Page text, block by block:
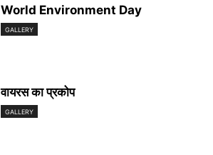
World Environment Day
GALLERY
वायरस का प्रकोप
GALLERY